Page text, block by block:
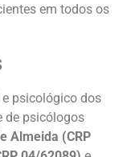
em todos os
psicológico dos
de psicólogos
Almeida (CRP